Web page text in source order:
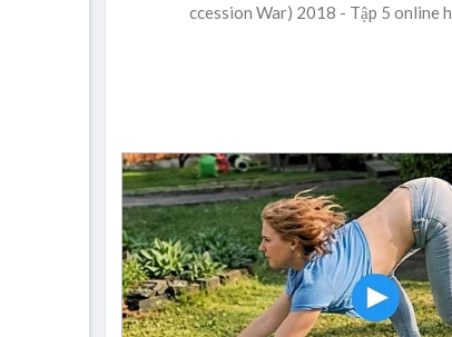
ccession War) 2018 - Tập 5 online